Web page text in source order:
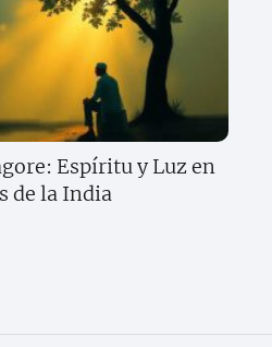
Espíritu y Luz en
de la India